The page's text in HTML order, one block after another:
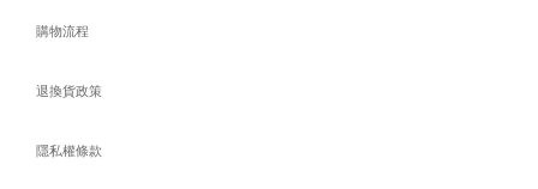
購物流程
退換貨政策
隱私權條款